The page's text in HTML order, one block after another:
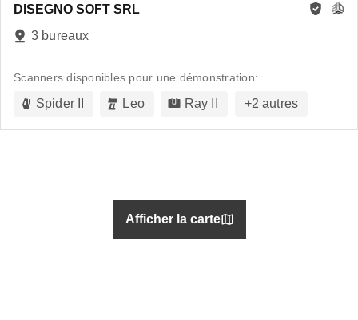
DISEGNO SOFT SRL
3 bureaux
Scanners disponibles pour une démonstration:
Spider II Leo Ray II +2 autres
Afficher la carte